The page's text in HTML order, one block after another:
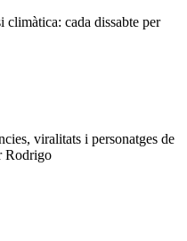
cada dissabte per
viralitats i personatges de
Rodrigo